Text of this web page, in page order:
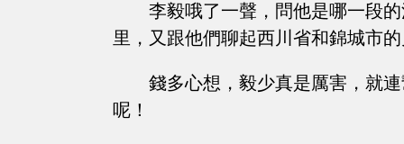
李毅哦了一聲，問他是哪一段
里，又跟他們聊起西川省和錦城市
錢多心想，毅少真是厲害，就
呢！